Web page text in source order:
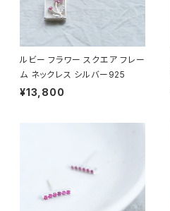
ルビー フラワー スクエア フレー
ム ネックレス シルバー925
¥13,800